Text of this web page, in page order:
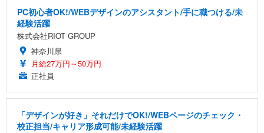
PC初心者OK!/WEBデザインのアシスタント/手に職つける/未
経験活躍
株式会社RIOT GROUP
神奈川県
月給27万円～50万円
正社員
「デザインが好き」それだけでOK!/WEBページのチェック・
校正担当/キャリア形成可能/未経験活躍